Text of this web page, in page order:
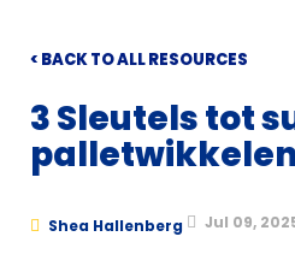
< BACK TO ALL RESOURCES
3 Sleutels tot
palletwikkelen
Shea Hallenberg Jul 09,